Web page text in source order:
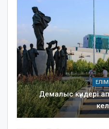
Демалыс күндері